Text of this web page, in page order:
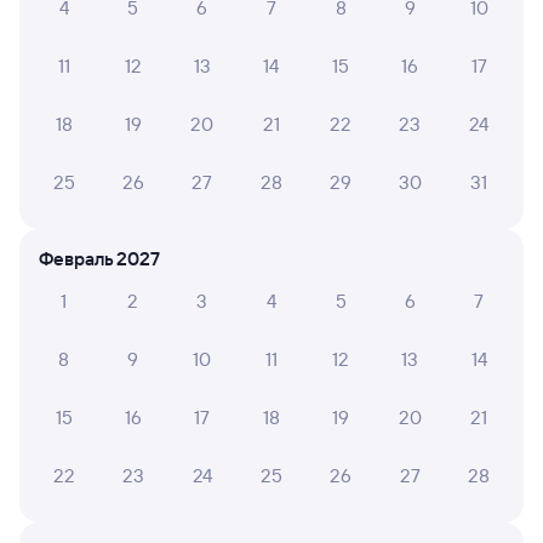
Москва Курская
Иваново (ж/д вокзал)
Дни следования ближайшие: 9, 10, 11 августа Маршрут
Сидячий
Фирменный
747М Ласточка
Москва
Иваново
20:06 23:48
4 5 6 7 8 9 10
11 12 13 14 15 16 17
18 19 20 21 22 23 24
25 26 27 28 29 30 31
Февраль 2027
1
2 3 4 5 6 7
8 9 10 11 12 13 14
15 16 17 18 19 20 21
22 23 24 25 26 27 28